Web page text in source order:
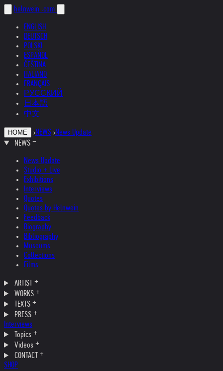
helnwein .com
ENGLISH
DEUTSCH
POLSKI
ESPAÑOL
ČEŠTINA
ITALIANO
FRANÇAIS
РУССКИЙ
日本語
中文
HOME ›NEWS ›News Update
NEWS
News Update
Studio + Live
Exhibitions
Interviews
Quotes
Quotes by Helnwein
Feedback
Biography
Bibliography
Museums
Collections
Films
ARTIST
WORKS
TEXTS
PRESS
Interviews
Topics
Videos
CONTACT
SHOP